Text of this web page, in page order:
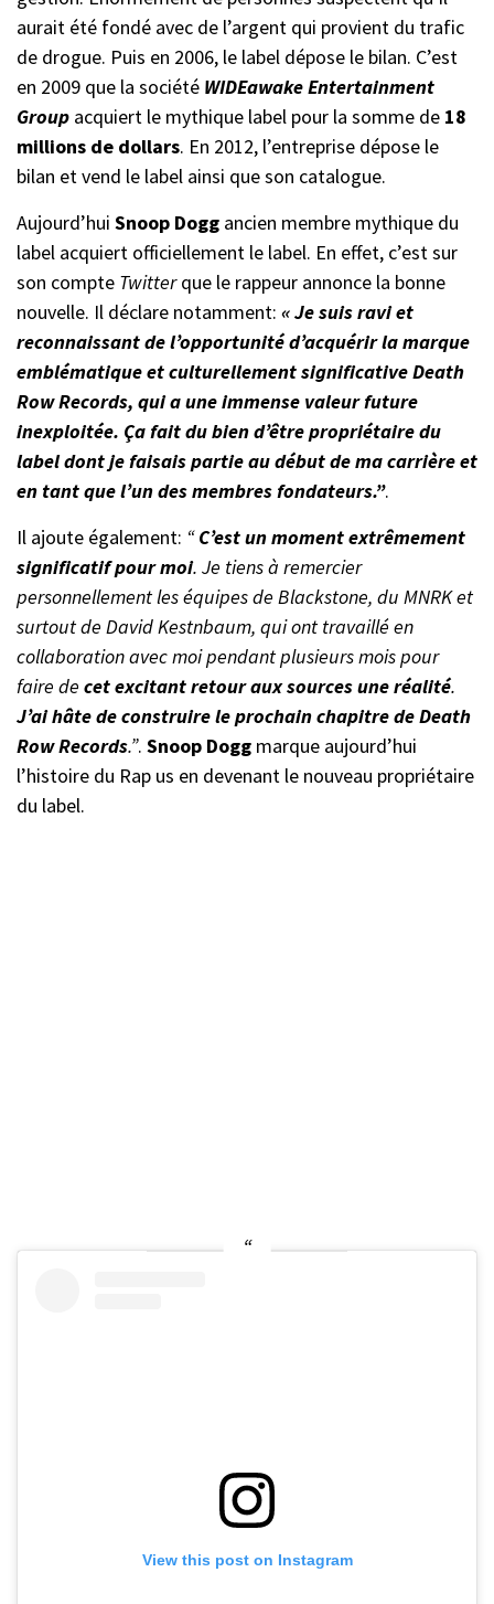
aurait été fondé avec de l’argent qui provient du trafic
de drogue. Puis en 2006, le label dépose le bilan. C’est
en 2009 que la société WIDEawake Entertainment
Group acquiert le mythique label pour la somme de 18
millions de dollars. En 2012, l’entreprise dépose le
bilan et vend le label ainsi que son catalogue.
Aujourd’hui Snoop Dogg ancien membre mythique du
label acquiert officiellement le label. En effet, c’est sur
son compte Twitterque le rappeur annonce la bonne
nouvelle. Il déclare notamment: « Je suis ravi et
reconnaissant de l’opportunité d’acquérir la marque
emblématique et culturellement significative Death
Row Records, qui a une immense valeur future
inexploitée. Ça fait du bien d’être propriétaire du
label dont je faisais partie au début de ma carrière et
en tant que l’un des membres fondateurs.”.
Il ajoute également: “C’est un moment extrêmement
significatif pour moi. Je tiens à remercier
personnellement les équipes de Blackstone, du MNRK et
surtout de David Kestnbaum, qui ont travaillé en
collaboration avec moi pendant plusieurs mois pour
faire de cet excitant retour aux sources une réalité.
J’ai hâte de construire le prochain chapitre de Death
Row Records.”. Snoop Dogg marque aujourd’hui
l’histoire du Rap us en devenant le nouveau propriétaire
du label.
View this post on Instagram